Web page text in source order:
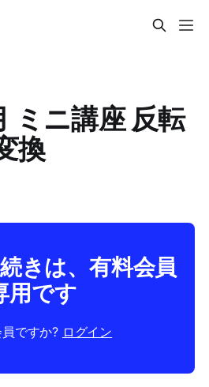
ミニ講座 反転
換
きは、有料会員
用です
ですか? ログイン